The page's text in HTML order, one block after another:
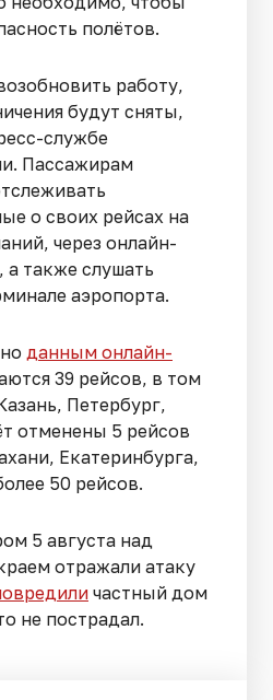
полётов.
работу,
будут сняты,
службе
Пассажирам
о своих рейсах на
через онлайн-
а также слушать
аэропорта.
данным онлайн-
39 рейсов, в том
Петербург,
отменены 5 рейсов
Екатеринбурга,
50 рейсов.
5 августа над
отражали атаку
частный дом
не пострадал.